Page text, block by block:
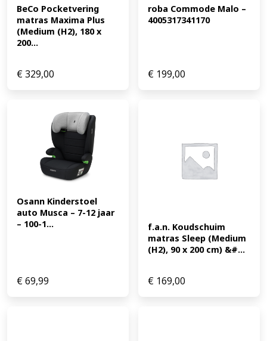
BeCo Pocketvering
matras Maxima Plus
(Medium (H2), 180 x
200...
€329,00
roba Commode Malo –
4005317341170
€ 199,00
Osann Kinderstoel
auto Musca – 7-12 jaar
– 100-1...
€69,99
f.a.n. Koudschuim
matras Sleep (Medium
(H2), 90 x 200 cm) &#...
€ 169,00